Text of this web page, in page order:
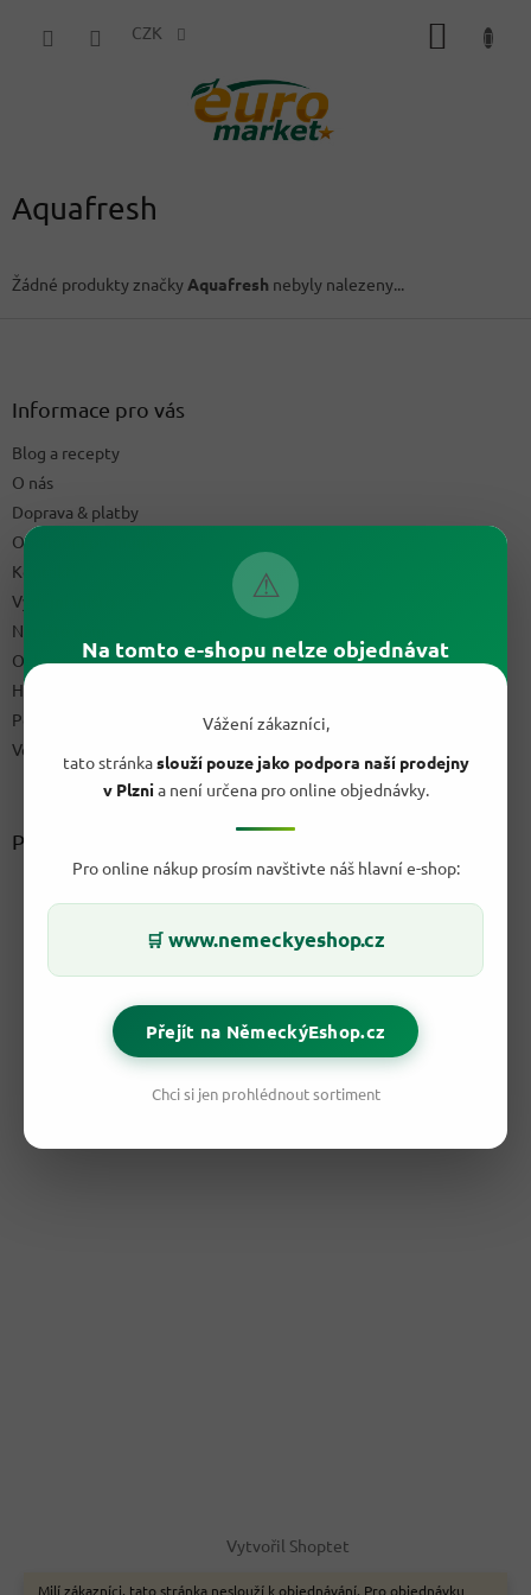
⚠
Na tomto e-shopu nelze objednávat
Vážení zákazníci,
tato stránkaslouží pouze jako podpora naší prodejny
v Plznia není určena pro online objednávky.
Pro online nákup prosím navštivte náš hlavní e-shop:
🛒 www.nemeckyeshop.cz
Přejít na NěmeckýEshop.cz
Chci si jen prohlédnout sortiment
Milí zákazníci, tato stránka neslouží k objednávání. Pro objednávku
CZK
Aquafresh
Žádné produkty značky Aquafresh nebyly nalezeny...
Informace pro vás
Blog a recepty
O nás
Doprava & platby
Obchodní podmínky
Kontakty
Výdejní místo
Napište nám
Ochrana osobních údajů GDPR
Hodnocení obchodu
Podmínky uplatnění práv z vadného plnění a reklamační řád
Velkoobchod
Přijímáme online platby
Vytvořil Shoptet